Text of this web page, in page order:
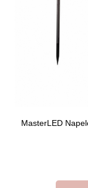
MasterLED